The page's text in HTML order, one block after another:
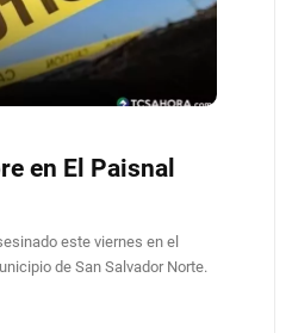
en El Paisnal
este viernes en el
de San Salvador Norte.